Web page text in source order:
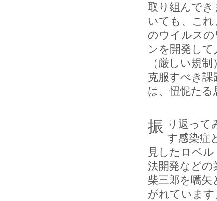
取り組んで
いても、こ
のウイルス
ンを開発し
（厳しい規
克服すべき
は、忸怩た
振り返ってみれば、人類の歴史は細菌やウイルスなどが引き起こ
す感染症
見したロベ
法開発などの
柴三郎を嚆矢
がれています